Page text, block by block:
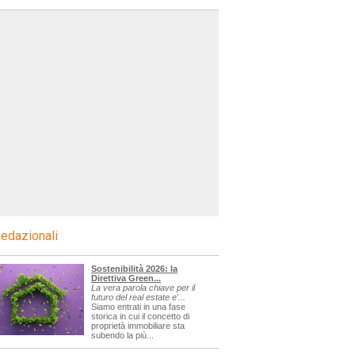
Sostenibilità 2026: la
Direttiva Green...
La vera parola chiave per il
futuro del real estate e'...
Siamo entrati in una fase
storica in cui il concetto di
proprietà immobiliare sta
subendo la più...